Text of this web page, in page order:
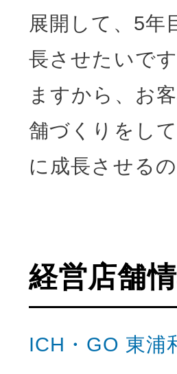
展開して、5年
長させたいで
ますから、お
舗づくりをし
に成長させる
経営店舗
ICH・GO 東浦